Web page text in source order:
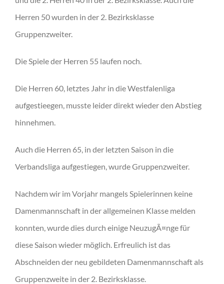
Herren 50 wurden in der 2. Bezirksklasse
Gruppenzweiter.
Die Spiele der Herren 55 laufen noch.
Die Herren 60, letztes Jahr in die Westfalenliga
aufgestieegen, musste leider direkt wieder den Abstieg
hinnehmen.
Auch die Herren 65, in der letzten Saison in die
Verbandsliga aufgestiegen, wurde Gruppenzweiter.
Nachdem wir im Vorjahr mangels Spielerinnen keine
Damenmannschaft in der allgemeinen Klasse melden
konnten, wurde dies durch einige NeuzugÃ¤nge für
diese Saison wieder möglich. Erfreulich ist das
Abschneiden der neu gebildeten Damenmannschaft als
Gruppenzweite in der 2. Bezirksklasse.